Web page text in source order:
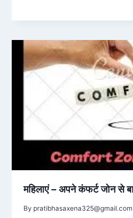
महिलाएं – अपने कंफर्ट जोन से
By pratibhasaxena325@gmail.com